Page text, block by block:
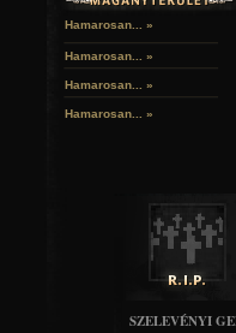
Hamarosan... »
Hamarosan... »
Hamarosan... »
Hamarosan... »
SZELEVÉNYI